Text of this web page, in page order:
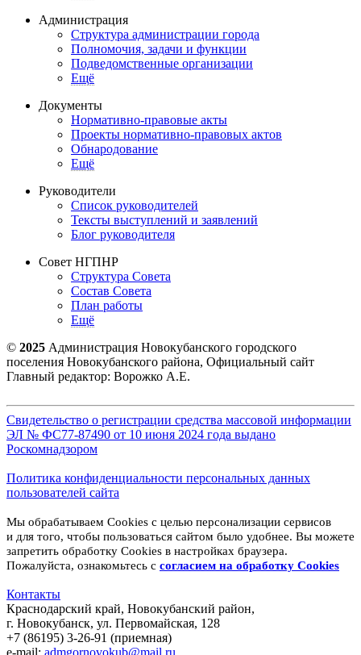
Администрация
Структура администрации города
Полномочия, задачи и функции
Подведомственные организации
Ещё
Документы
Нормативно-правовые акты
Проекты нормативно-правовых актов
Обнародование
Ещё
Руководители
Список руководителей
Тексты выступлений и заявлений
Блог руководителя
Совет НГПНР
Структура Совета
Состав Совета
План работы
Ещё
© 2025 Администрация Новокубанского городского
поселения Новокубанского района, Официальный сайт
Главный редактор: Ворожко А.Е.
Свидетельство о регистрации средства массовой информации
ЭЛ № ФС77-87490 от 10 июня 2024 года выдано
Роскомнадзором
Политика конфиденциальности персональных данных
пользователей сайта
Мы обрабатываем Cookies с целью персонализации сервисов
и для того, чтобы пользоваться сайтом было удобнее. Вы можете
запретить обработку Cookies в настройках браузера.
Пожалуйста, ознакомьтесь с согласием на обработку Cookies
Контакты
Краснодарский край, Новокубанский район,
г. Новокубанск, ул. Первомайская, 128
+7 (86195) 3-26-91 (приемная)
e-mail: admgornovokub@mail.ru